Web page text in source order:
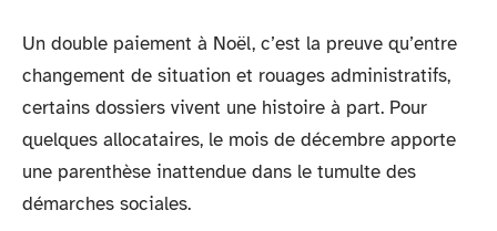
Un double paiement à Noël, c’est la preuve qu’entre
changement de situation et rouages administratifs,
certains dossiers vivent une histoire à part. Pour
quelques allocataires, le mois de décembre apporte
une parenthèse inattendue dans le tumulte des
démarches sociales.